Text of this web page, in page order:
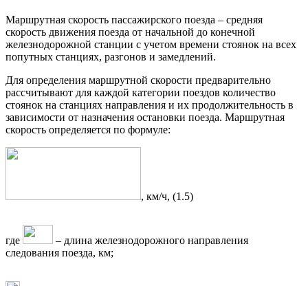
Маршрутная скорость пассажирского поезда – средняя
скорость движения поезда от начальной до конечной
железнодорожной станции с учетом времени стоянок на всех
попутных станциях, разгонов и замедлений.
Для определения маршрутной скорости предварительно
рассчитывают для каждой категории поездов количество
стоянок на станциях направления и их продолжительность в
зависимости от назначения остановки поезда. Маршрутная
скорость определяется по формуле:
, км/ч, (1.5)
где
– длина железнодорожного направления
следования поезда, км;